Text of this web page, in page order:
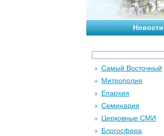
Новости
Самый Восточный
Митрополия
Епархия
Семинария
Церковные СМИ
Блогосфера